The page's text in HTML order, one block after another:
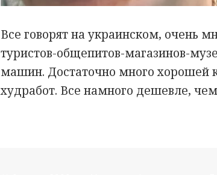
Все говорят на украинском, очень
туристов-общепитов-магазинов-
машин. Достаточно много хорошей
худработ. Все намного дешевле,